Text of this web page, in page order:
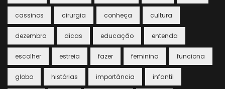
cassinos cirurgia conheça cultura
dezembro dicas educação entenda
escolher estreia fazer feminina funciona
globo histórias importância infantil